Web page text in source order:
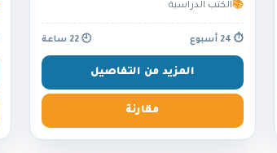
📚الكتب الدراسية
⏱ 24 أسبوع 🕘 22 ساعة
المزيد من التفاصيل
مقارنة